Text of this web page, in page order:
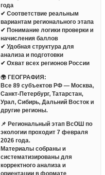
года
✔ Соответствие реальным
вариантам регионального этапа
✔ Понимание логики проверки и
начисления баллов
✔ Удобная структура для
анализа и подготовки
✔ Охват всех регионов России
🌍 ГЕОГРАФИЯ:
Все 89 субъектов РФ — Москва,
Санкт-Петербург, Татарстан,
Урал, Сибирь, Дальний Восток и
другие регионы.
📌 Региональный этап ВсОШ по
экологии проходит 7 февраля
2026 года.
Материалы собраны и
систематизированы для
корректного анализа и
ориентации в формате